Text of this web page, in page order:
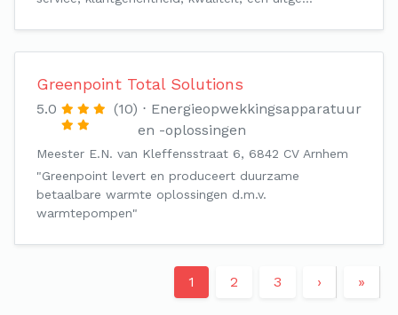
Greenpoint Total Solutions
5.0 (10)
Energieopwekkingsapparatuur
en -oplossingen
Meester E.N. van Kleffensstraat 6, 6842 CV Arnhem
"Greenpoint levert en produceert duurzame
betaalbare warmte oplossingen d.m.v.
warmtepompen"
1 2 3 › »